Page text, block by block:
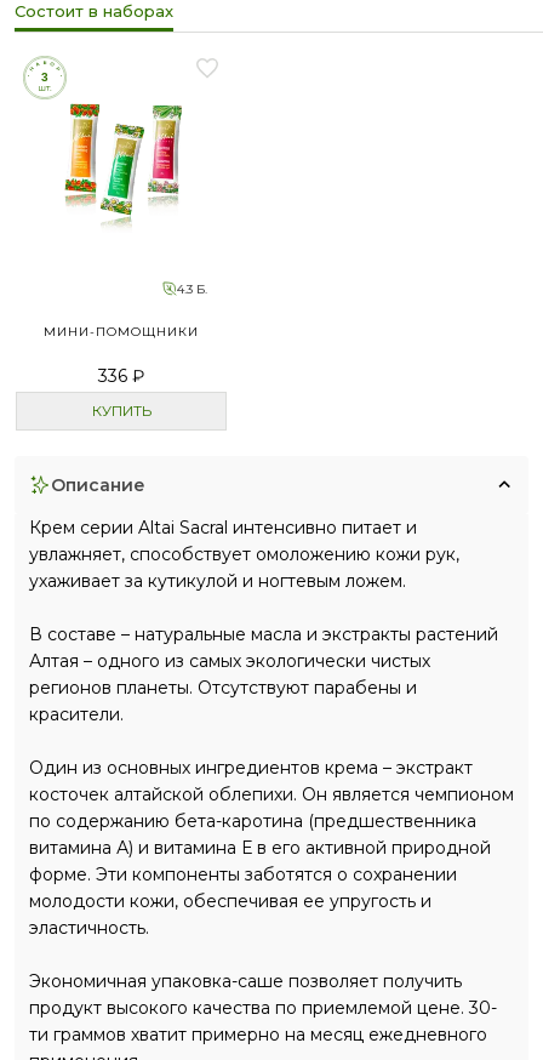
Состоит в наборах
4.3 Б.
МИНИ-ПОМОЩНИКИ
336 ₽
КУПИТЬ
описание
Крем серии Altai Sacral интенсивно питает и
увлажняет, способствует омоложению кожи рук,
ухаживает за кутикулой и ногтевым ложем.
В составе – натуральные масла и экстракты растений
Алтая – одного из самых экологически чистых
регионов планеты. Отсутствуют парабены и
красители.
Один из основных ингредиентов крема – экстракт
косточек алтайской облепихи. Он является чемпионом
по содержанию бета-каротина (предшественника
витамина А) и витамина Е в его активной природной
форме. Эти компоненты заботятся о сохранении
молодости кожи, обеспечивая ее упругость и
эластичность.
Экономичная упаковка-саше позволяет получить
продукт высокого качества по приемлемой цене. 30-
ти граммов хватит примерно на месяц ежедневного